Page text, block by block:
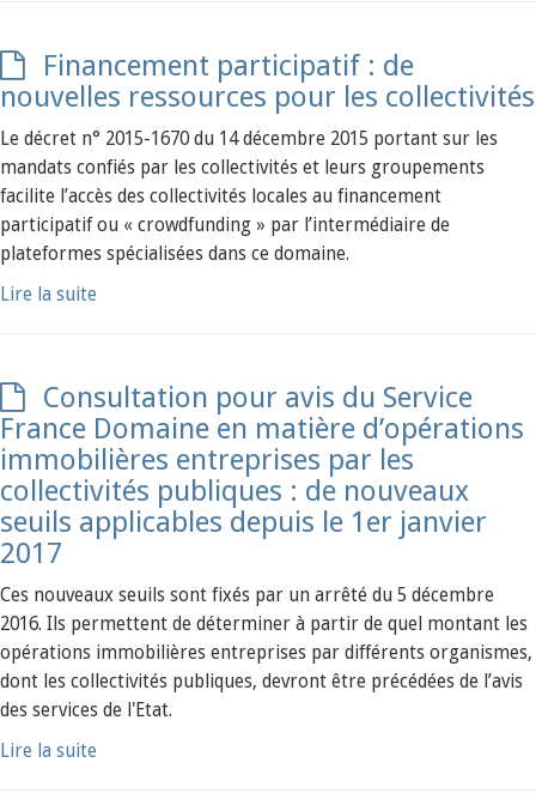
Financement participatif : de
nouvelles ressources pour les collectivités
Le décret n° 2015-1670 du 14 décembre 2015 portant sur les
mandats confiés par les collectivités et leurs groupements
facilite l’accès des collectivités locales au financement
participatif ou « crowdfunding » par l’intermédiaire de
plateformes spécialisées dans ce domaine.
Lire la suite
Consultation pour avis du Service
France Domaine en matière d’opérations
immobilières entreprises par les
collectivités publiques : de nouveaux
seuils applicables depuis le 1er janvier
2017
Ces nouveaux seuils sont fixés par un arrêté du 5 décembre
2016. Ils permettent de déterminer à partir de quel montant les
opérations immobilières entreprises par différents organismes,
dont les collectivités publiques, devront être précédées de l’avis
des services de l'Etat.
Lire la suite